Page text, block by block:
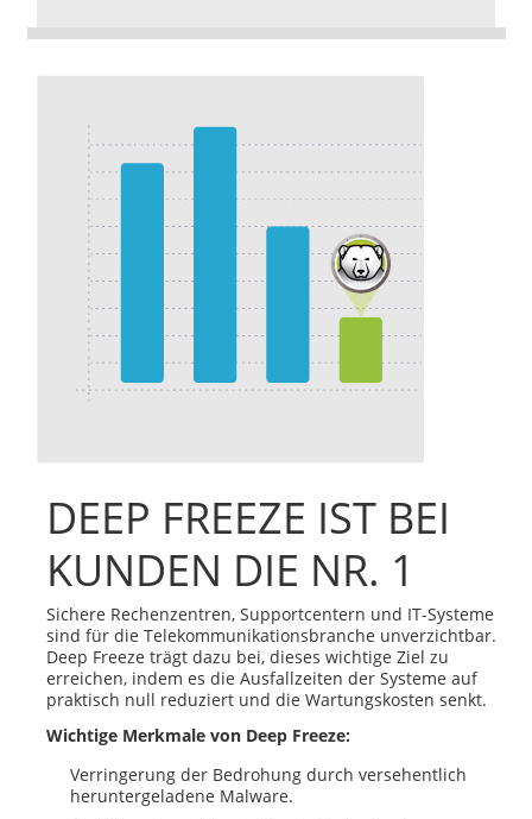
DEEP FREEZE IST BEI
KUNDEN DIE NR. 1
Sichere Rechenzentren, Supportcentern und IT-Systeme
sind für die Telekommunikationsbranche unverzichtbar.
Deep Freeze trägt dazu bei, dieses wichtige Ziel zu
erreichen, indem es die Ausfallzeiten der Systeme auf
praktisch null reduziert und die Wartungskosten senkt.
Wichtige Merkmale von Deep Freeze:
Verringerung der Bedrohung durch versehentlich
heruntergeladene Malware.